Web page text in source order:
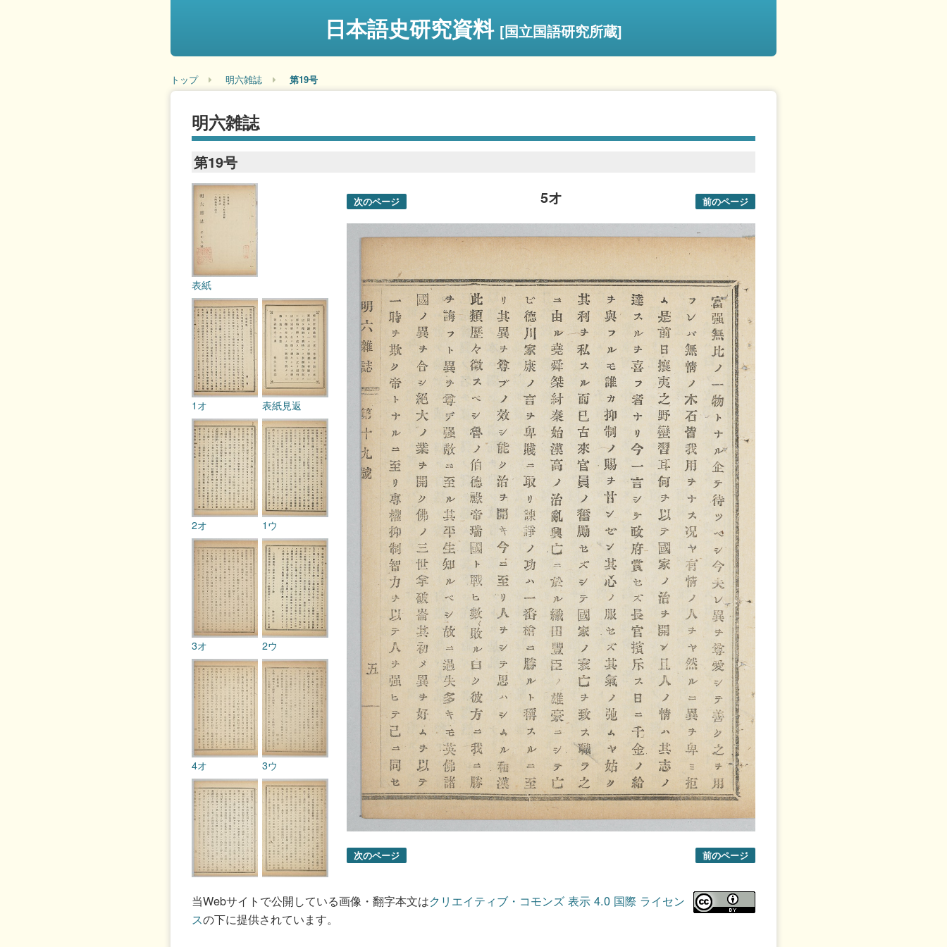
日本語史研究資料 [国立国語研究所蔵]
トップ 明六雑誌 第19号
明六雑誌
第19号
5オ
次のページ 前のページ
次のページ 前のページ
表紙
表紙見返
1オ
1ウ
2オ
2ウ
3オ
3ウ
4オ
当Webサイトで公開している画像・翻字本文はクリエイティブ・コモンズ 表示 4.0 国際 ライセン
スの下に提供されています。